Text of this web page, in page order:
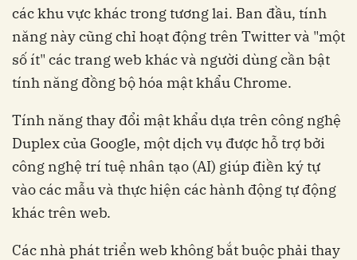
các khu vực khác trong tương lai. Ban đầu, tính
năng này cũng chỉ hoạt động trên Twitter và "một
số ít" các trang web khác và người dùng cần bật
tính năng đồng bộ hóa mật khẩu Chrome.
Tính năng thay đổi mật khẩu dựa trên công nghệ
Duplex của Google, một dịch vụ được hỗ trợ bởi
công nghệ trí tuệ nhân tạo (AI) giúp điền ký tự
vào các mẫu và thực hiện các hành động tự động
khác trên web.
Các nhà phát triển web không bắt buộc phải thay